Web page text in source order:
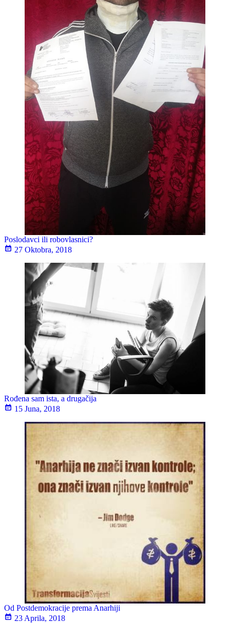
Poslodavci ili robovlasnici?
27 Oktobra, 2018
Rođena sam ista, a drugačija
15 Juna, 2018
Od Postdemokracije prema Anarhiji
23 Aprila, 2018